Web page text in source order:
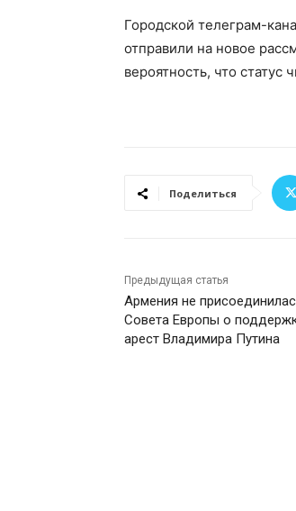
Городской телеграм-
отправили на новое
вероятность, что
Поделиться
Предыдущая статья
Армения не
Совета Европы о
арест Владимира Путина